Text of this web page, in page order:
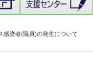
感染者(職員)の発生について